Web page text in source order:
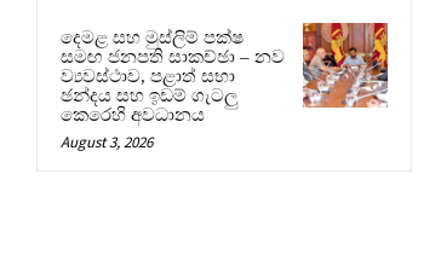
දෙමළ සහ මුස්ලිම් පක්ෂ
සමඟ ජනපති සාකච්ඡා – නව
ව්‍යවස්ථාව, පළාත් සභා
ඡන්දය සහ ඉඩම් ගැටලු
කෙරෙහි අවධානය
August 3, 2026